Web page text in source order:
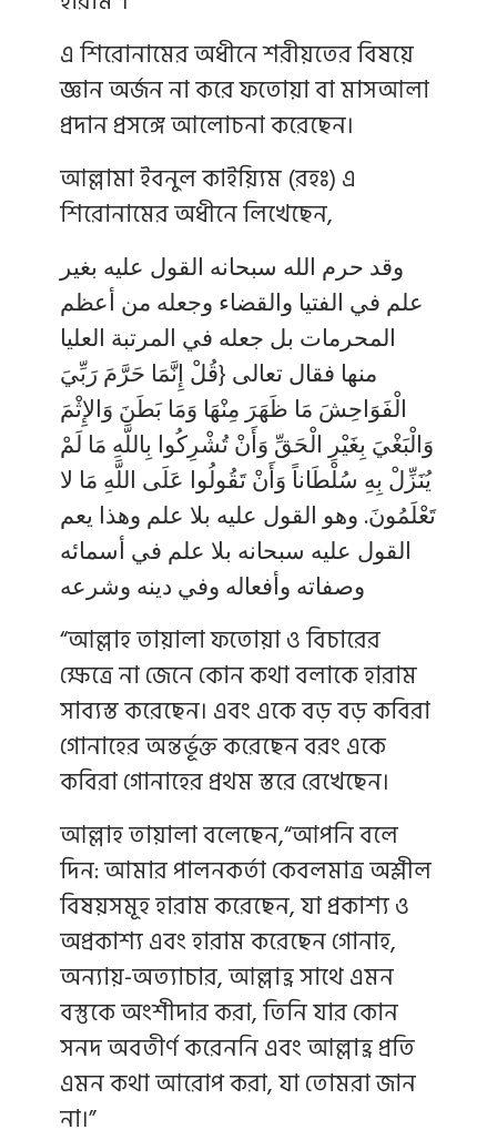
এ শিরোনামের অধীনে শরীয়তের বিষয়ে
জ্ঞান অর্জন না করে ফতোয়া বা মাসআলা
প্রদান প্রসঙ্গে আলোচনা করেছেন।
আল্লামা ইবনুল কাইয়্যিম (রহঃ) এ
শিরোনামের অধীনে লিখেছেন,
وقد حرم الله سبحانه القول عليه بغير
علم في الفتيا والقضاء وجعله من أعظم
المحرمات بل جعله في المرتبة العليا
منها فقال تعالى {قُلْ إِنَّمَا حَرَّمَ رَبِّيَ
الْفَوَاحِشَ مَا ظَهَرَ مِنْهَا وَمَا بَطَنَ وَالإِثْمَ
وَالْبَغْيَ بِغَيْرِ الْحَقِّ وَأَنْ تُشْرِكُوا بِاللَّهِ مَا لَمْ
يُنَزِّلْ بِهِ سُلْطَاناً وَأَنْ تَقُولُوا عَلَى اللَّهِ مَا لا
تَعْلَمُونَ. وهو القول عليه بلا علم وهذا يعم
القول عليه سبحانه بلا علم في أسمائه
وصفاته وأفعاله وفي دينه وشرعه
“আল্লাহ তায়ালা ফতোয়া ও বিচারের
ক্ষেত্রে না জেনে কোন কথা বলাকে হারাম
সাব্যস্ত করেছেন। এবং একে বড় বড় কবিরা
গোনাহের অন্তর্ভূক্ত করেছেন বরং একে
কবিরা গোনাহের প্রথম স্তরে রেখেছেন।
আল্লাহ তায়ালা বলেছেন,“আপনি বলে
দিন: আমার পালনকর্তা কেবলমাত্র অশ্লীল
বিষয়সমূহ হারাম করেছেন, যা প্রকাশ্য ও
অপ্রকাশ্য এবং হারাম করেছেন গোনাহ,
অন্যায়-অত্যাচার, আল্লাহ্র সাথে এমন
বস্তুকে অংশীদার করা, তিনি যার কোন
সনদ অবতীর্ণ করেননি এবং আল্লাহ্র প্রতি
এমন কথা আরোপ করা, যা তোমরা জান
না।”